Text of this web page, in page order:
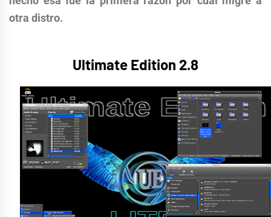
otra distro.
Ultimate Edition 2.8